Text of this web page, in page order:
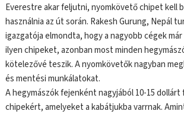
Everestre akar feljutni, nyomkövető chipet kell
használnia az út során. Rakesh Gurung, Nepál
igazgatója elmondta, hogy a nagyobb cégek
ilyen chipeket, azonban most minden
kötelezővé teszik. A nyomkövetők nagyban
és mentési munkálatokat.
A hegymászók fejenként nagyjából 10-15 dollárt
chipekért, amelyeket a kabátjukba varrnak.